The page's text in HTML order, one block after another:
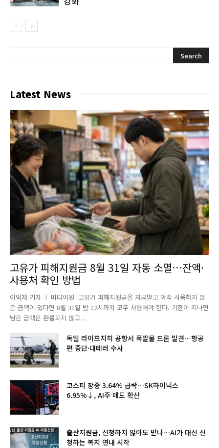
Latest News
고유가 피해지원금 8월 31일 자동 소멸…잔액·
사용처 확인 방법
이억재 기자 ㅣ 미디어원 고유가 피해지원금을 지급받고 아직 사용하지 않
은 금액이 있다면 8월 31일 밤 12시까지 모두 사용해야 한다. 기한이 지나면
남은 금액은 환불되지 않고...
독일 라이프치히 공항서 폭발물 드론 발견…항공
편 중단·대테러 수사
코스피 장중 3.64% 급락…SK하이닉스
6.95%↓, AI주 매도 확산
출산지원금, 신청하지 않아도 받나…AI가 대신 신
청하는 복지 연내 시작